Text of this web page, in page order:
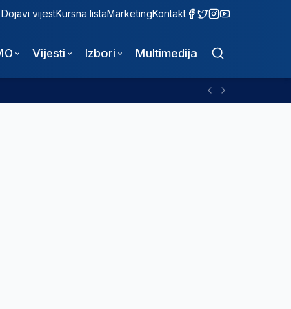
Dojavi vijestKursna listaMarketingKontakt
Vijesti Izbori Multimedija